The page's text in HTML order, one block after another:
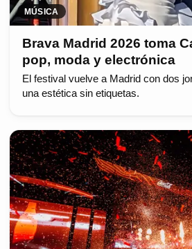
MÚSICA
Brava Madrid 2026 toma
pop, moda y electrónica
El festival vuelve a Madrid con dos
una estética sin etiquetas.